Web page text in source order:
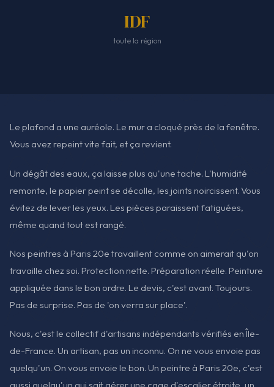
IDF
toute la région
Le plafond a une auréole. Le mur a cloqué près de la fenêtre.
Vous avez repeint vite fait, et ça revient.
Un dégât des eaux, ça laisse plus qu'une tache. L'humidité
remonte, le papier peint se décolle, les joints noircissent. Vous
évitez de lever les yeux. Les pièces paraissent fatiguées,
même quand tout est rangé.
Nos peintres à Paris 20e travaillent comme on aimerait qu'on
travaille chez soi. Protection nette. Préparation réelle. Peinture
appliquée dans le bon ordre. Le devis, c'est avant. Toujours.
Pas de surprise. Pas de 'on verra sur place'.
Nous, c'est le collectif d'artisans indépendants vérifiés en Île-
de-France. Un artisan, pas un inconnu. On ne vous envoie pas
quelqu'un. On vous envoie le bon. Un peintre à Paris 20e, c'est